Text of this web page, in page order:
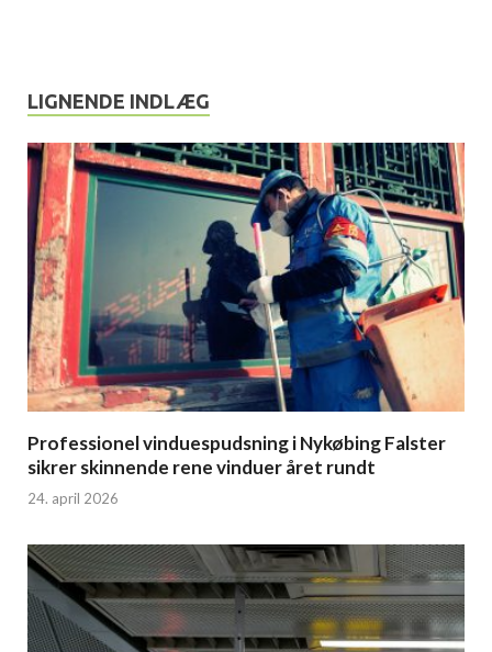
LIGNENDE INDLÆG
Professionel vinduespudsning i Nykøbing Falster
sikrer skinnende rene vinduer året rundt
24. april 2026